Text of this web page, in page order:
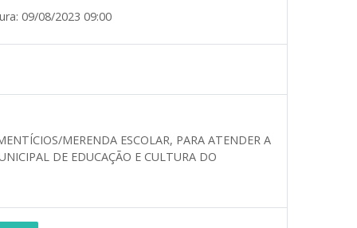
09/08/2023 09:00
MERENDA ESCOLAR, PARA ATENDER A
DE EDUCAÇÃO E CULTURA DO